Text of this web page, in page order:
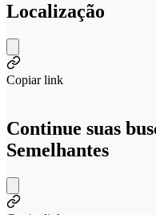
Localização
Copiar link
Continue suas
Semelhantes